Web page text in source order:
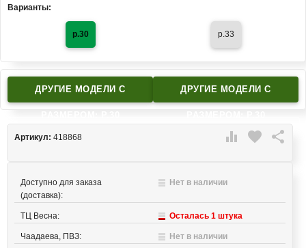
Варианты:
р.30 р.33
ДРУГИЕ МОДЕЛИ C ДРУГИЕ МОДЕЛИ C
 favorite 
Артикул: 418868
Доступно для заказа
(доставка):
Нет в наличии
ТЦ Весна: Осталась 1 штука
Чаадаева, ПВЗ: Нет в наличии